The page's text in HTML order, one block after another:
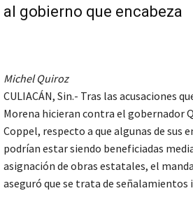
al gobierno que encabeza
Michel Quiroz
CULIACÁN, Sin.- Tras las acusaciones
Morena hicieran contra el gobernador
Coppel, respecto a que algunas de sus
podrían estar siendo beneficiadas
asignación de obras estatales, el
aseguró que se trata de señalamientos